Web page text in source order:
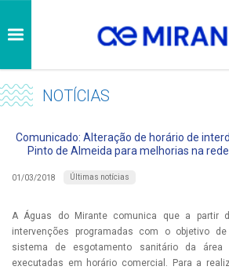
NOTÍCIAS
Comunicado: Alteração de horário de
Pinto de Almeida para melhorias na
01/03/2018 Últimas notícias
A Águas do Mirante comunica que a partir
intervenções programadas com o objetivo
sistema de esgotamento sanitário da
executadas em horário comercial. Para a